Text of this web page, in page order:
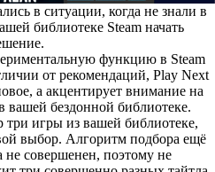
в ситуации, когда не знали в
библиотеке Steam начать
функцию в Steam
от рекомендаций, Play Next
а акцентирует внимание на
вашей бездонной библиотеке.
игры из вашей библиотеке,
выбор. Алгоритм подбора ещё
не совершенен, поэтому не